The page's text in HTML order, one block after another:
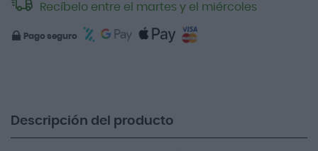
Recíbelo entre el martes y el miércoles
Pago seguro
Descripción del producto